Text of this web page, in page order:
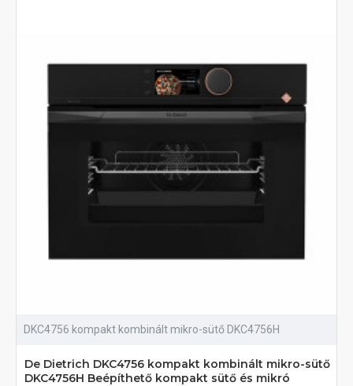
DKC4756 kompakt kombinált mikro-sütő DKC4756H
De Dietrich DKC4756 kompakt kombinált mikro-sütő
DKC4756H Beépíthető kompakt sütő és mikró